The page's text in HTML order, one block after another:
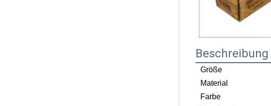
Größe
Material
Farbe